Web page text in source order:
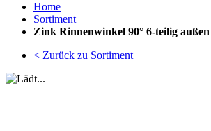
Home
Sortiment
Zink Rinnenwinkel 90° 6-teilig außen
< Zurück zu Sortiment